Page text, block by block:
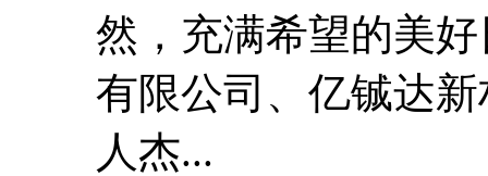
然，充满希望的美
有限公司、亿铖达
人杰...